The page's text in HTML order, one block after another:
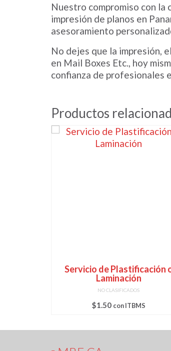
Nuestro compromiso con
impresión de planos en
asesoramiento
No dejes que la impresión,
en Mail Boxes Etc., hoy
confianza de profesionales
Productos
Servicio de Plastificación
Laminación
NO CLASIFICADOS
$1.50 con ITBMS